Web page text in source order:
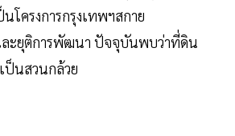
ครงการกรุงเทพฯสกาย
ะยุติการพัฒนา ปัจจุบันพบว่าที่ดิน
ป็นสวนกล้วย